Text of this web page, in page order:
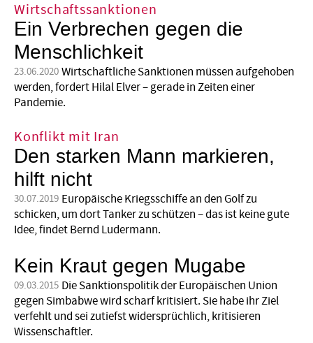
Wirtschaftssanktionen
Ein Verbrechen gegen die
Menschlichkeit
23.06.2020 Wirtschaftliche Sanktionen müssen aufgehoben
werden, fordert Hilal Elver – gerade in Zeiten einer
Pandemie.
Konflikt mit Iran
Den starken Mann markieren,
hilft nicht
30.07.2019 Europäische Kriegsschiffe an den Golf zu
schicken, um dort Tanker zu schützen – das ist keine gute
Idee, findet Bernd Ludermann.
Kein Kraut gegen Mugabe
09.03.2015 Die Sanktionspolitik der Europäischen Union
gegen Simbabwe wird scharf kritisiert. Sie habe ihr Ziel
verfehlt und sei zutiefst widersprüchlich, kritisieren
Wissenschaftler.